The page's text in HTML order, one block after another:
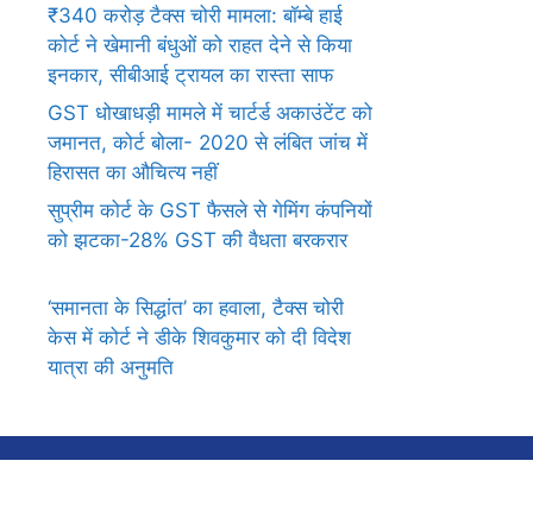
₹340 करोड़ टैक्स चोरी मामला: बॉम्बे हाई
कोर्ट ने खेमानी बंधुओं को राहत देने से किया
इनकार, सीबीआई ट्रायल का रास्ता साफ
GST धोखाधड़ी मामले में चार्टर्ड अकाउंटेंट को
जमानत, कोर्ट बोला- 2020 से लंबित जांच में
हिरासत का औचित्य नहीं
सुप्रीम कोर्ट के GST फैसले से गेमिंग कंपनियों
को झटका-28% GST की वैधता बरकरार
‘समानता के सिद्धांत’ का हवाला, टैक्स चोरी
केस में कोर्ट ने डीके शिवकुमार को दी विदेश
यात्रा की अनुमति